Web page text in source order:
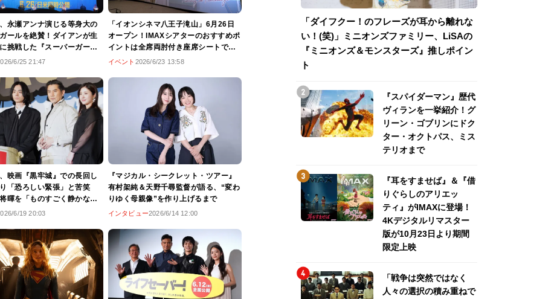
永瀬アンナ演じる等身大の
ールを絶賛！ダイアンが生
挑戦した『スーパーガー
日特別試写イベント
6/25 21:47
「イオンシネマ八王子滝山」6月26日
オープン！IMAXシアターのおすすめポ
イントは全席両肘付き座席シートでの
圧倒的没入感
イベント 2026/6/23 13:58
映画『黒牢城』での長回し
「恐ろしい緊張」と苦笑
暉を「ものすごく静かな威
」と印象を明かす
6/19 20:03
『マジカル・シークレット・ツアー』
有村架純＆天野千尋監督が語る、“変わ
りゆく母親像”を作り上げるまで
インタビュー2026/6/14 12:00
「ダイフクー！のフレーズが耳から離れな
い！(笑)」ミニオンズファミリー、LiSAの
『ミニオンズ＆モンスターズ』推しポイン
ト
『スパイダーマン』歴代
ヴィランを一挙紹介！グ
リーン・ゴブリンにドク
ター・オクトパス、ミス
テリオまで
『耳をすませば』＆『借
りぐらしのアリエッ
ティ』がIMAXに登場！
4Kデジタルリマスター
版が10月23日より期間
限定上映
「戦争は突然ではなく
人々の選択の積み重ねで